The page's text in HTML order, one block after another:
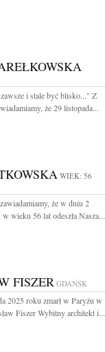
i stale być blisko..." Z
że 29 listopada...
WIEK: 56
że w dniu 2
wieku 56 lat odeszła Nasza...
FISZERGDAŃSK
2025 roku zmarł w Paryżu w
Fiszer Wybitny architekt i...